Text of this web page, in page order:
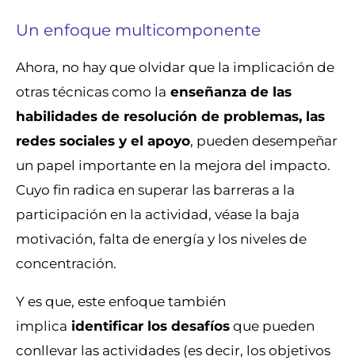
Un enfoque multicomponente
Ahora, no hay que olvidar que la implicación de
otras técnicas como la enseñanza de las
habilidades de resolución de problemas, las
redes sociales y el apoyo, pueden desempeñar
un papel importante en la mejora del impacto.
Cuyo fin radica en superar las barreras a la
participación en la actividad, véase la baja
motivación, falta de energía y los niveles de
concentración.
Y es que, este enfoque también
implica identificar los desafíosque pueden
conllevar las actividades (es decir, los objetivos